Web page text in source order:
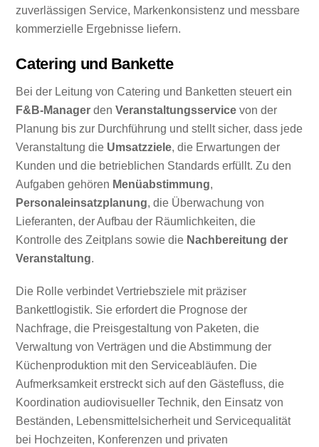
zuverlässigen Service, Markenkonsistenz und messbare
kommerzielle Ergebnisse liefern.
Catering und Bankette
Bei der Leitung von Catering und Banketten steuert ein
F&B-Manager denVeranstaltungsservice von der
Planung bis zur Durchführung und stellt sicher, dass jede
Veranstaltung die Umsatzziele, die Erwartungen der
Kunden und die betrieblichen Standards erfüllt. Zu den
Aufgaben gehören Menüabstimmung,
Personaleinsatzplanung, die Überwachung von
Lieferanten, der Aufbau der Räumlichkeiten, die
Kontrolle des Zeitplans sowie die Nachbereitung der
Veranstaltung.
Die Rolle verbindet Vertriebsziele mit präziser
Bankettlogistik. Sie erfordert die Prognose der
Nachfrage, die Preisgestaltung von Paketen, die
Verwaltung von Verträgen und die Abstimmung der
Küchenproduktion mit den Serviceabläufen. Die
Aufmerksamkeit erstreckt sich auf den Gästefluss, die
Koordination audiovisueller Technik, den Einsatz von
Beständen, Lebensmittelsicherheit und Servicequalität
bei Hochzeiten, Konferenzen und privaten